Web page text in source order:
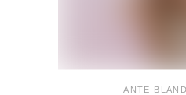
ANTE